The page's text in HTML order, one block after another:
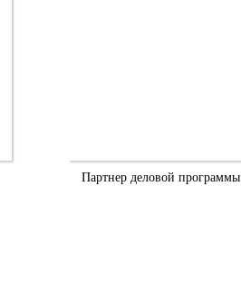
Партнер деловой программы